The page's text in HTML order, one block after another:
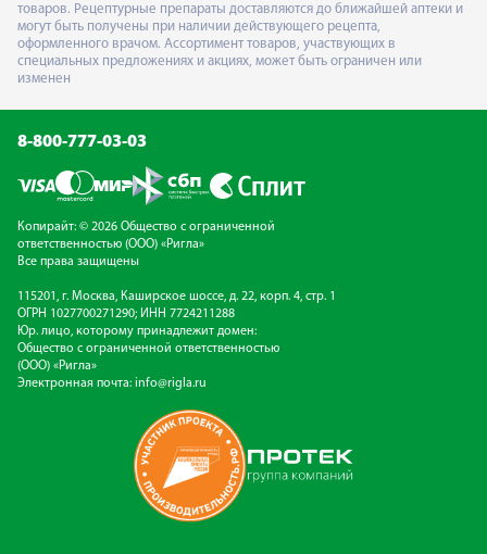
товаров. Рецептурные препараты доставляются до ближайшей аптеки и
могут быть получены при наличии действующего рецепта,
оформленного врачом. Ассортимент товаров, участвующих в
специальных предложениях и акциях, может быть ограничен или
изменен
8-800-777-03-03
Копирайт: © 2026 Общество с ограниченной
ответственностью (ООО) «Ригла»
Все права защищены
115201, г. Москва, Каширское шоссе, д. 22, корп. 4, стр. 1
ОГРН 1027700271290; ИНН 7724211288
Юр. лицо, которому принадлежит домен:
Общество с ограниченной ответственностью
(ООО) «Ригла»
Электронная почта: info@rigla.ru